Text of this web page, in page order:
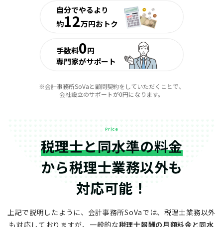
自分でやるより
約12万円おトク
手数料0円
専門家がサポート
※会計事務所SoVaと顧問契約をしていただくことで、
会社設立のサポートが0円になります。
Price
税理士と同水準の料金
から税理士業務以外も
対応可能！
上記で説明したように、会計事務所SoVaでは、税理士業務以外
も対応しておりますが、 一般的な税理士報酬の月額料金と同水